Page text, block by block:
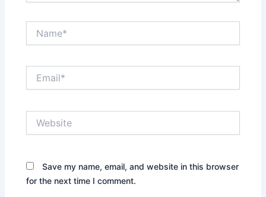
Save my name, email, and website in this browser
for the next time I comment.